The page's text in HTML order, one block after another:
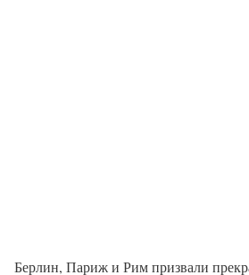
Берлин, Париж и Рим призвали